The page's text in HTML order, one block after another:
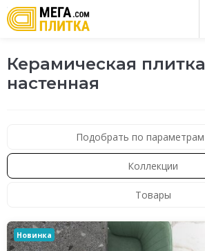
Керамическая плитка
настенная
Подобрать по параметрам
Коллекции
Товары
Новинка